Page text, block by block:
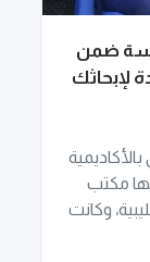
ضمن
لإبحاثك
مكتب
وكانت